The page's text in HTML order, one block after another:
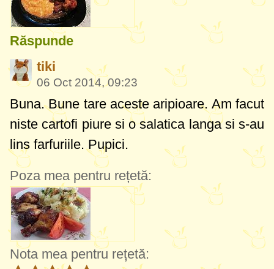
Răspunde
tiki
06 Oct 2014, 09:23
Buna. Bune tare aceste aripioare. Am facut
niste cartofi piure si o salatica langa si s-au
lins farfuriile. Pupici.
Poza mea pentru rețetă:
Nota mea pentru rețetă: